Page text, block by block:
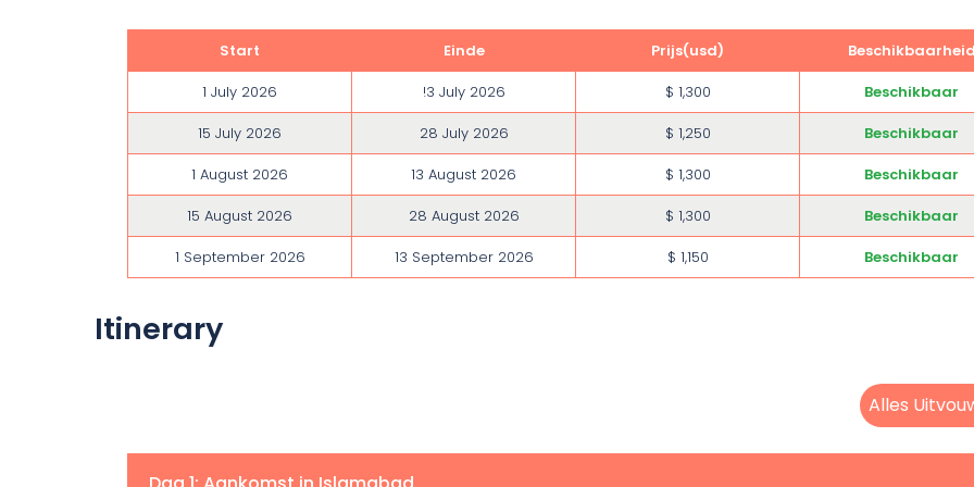
Start Einde Prijs(usd)
Beschikbaarheid
1 July 2026
!3 July 2026 $ 1,300
Beschikbaar
15 July 2026
28 July 2026 $ 1,250
Beschikbaar
1 August 2026
13 August 2026 $ 1,300
Beschikbaar
15 August 2026
28 August 2026 $ 1,300
Beschikbaar
1 September 2026
13 September 2026 $ 1,150 Beschikbaar
Itinerary
Alles